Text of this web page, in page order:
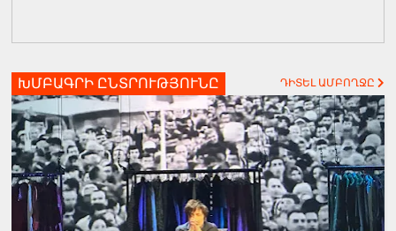
ԽՄԲԱԳՐԻ ԸՆՏՐՈՒԹՅՈՒՆԸ ԴԻՏԵԼ ԱՄԲՈՂՋԸ